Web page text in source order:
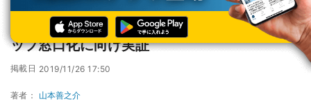
NTT Comなど、高松市で住民手続のワンスト
ップ窓口化に向け実証
掲載日 2019/11/26 17:50
著者： 山本善之介